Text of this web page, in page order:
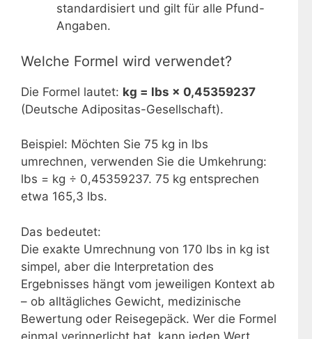
standardisiert und gilt für alle Pfund-
Angaben.
Welche Formel wird verwendet?
Die Formel lautet: kg = lbs × 0,45359237
(Deutsche Adipositas-Gesellschaft).
Beispiel: Möchten Sie 75 kg in lbs
umrechnen, verwenden Sie die Umkehrung:
lbs = kg ÷ 0,45359237. 75 kg entsprechen
etwa 165,3 lbs.
Das bedeutet:
Die exakte Umrechnung von 170 lbs in kg ist
simpel, aber die Interpretation des
Ergebnisses hängt vom jeweiligen Kontext ab
– ob alltägliches Gewicht, medizinische
Bewertung oder Reisegepäck. Wer die Formel
einmal verinnerlicht hat, kann jeden Wert